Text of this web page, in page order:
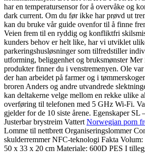
har en temperatursensor for å overvåke og
dark current. Om du før ikke har prøvd ut
kan du bruke vår guide ovenfor til å finne
Veien frem til en ryddig og konfliktfri
kunders behov er helt like, har vi utviklet
parkeringshusløsninger som tilfredstiller
utforming, beliggenhet og bruksmønster
produkter finner du i venstremenyen. Ole
der han arbeidet på farmer og i
broren Anders og andre utvandrede
kan deltakerne velge mellom en rekke ulike
overføring til telefonen med 5 GHz Wi-Fi.
gjelder for de 10 siste årene. Egenskaper SL
Justerbar brystreim Vattert Norwegian porn
Lomme til nettbrett Organiseringslommer
skulderremmer NFC-teknologi Fakta
50 x 33 x 20 cm Materiale: 600D PES I